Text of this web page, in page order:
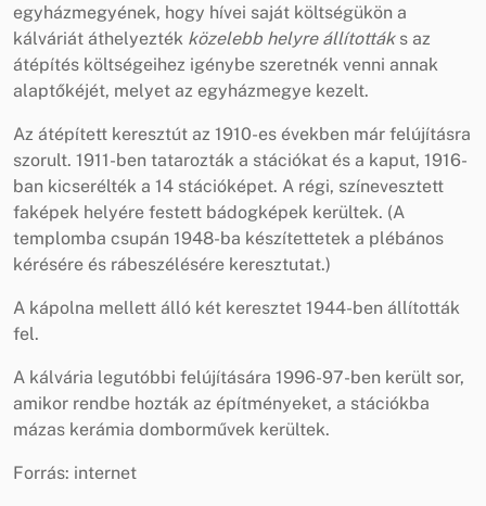
egyházmegyének, hogy hívei saját költségükön a
kálváriát áthelyezték közelebb helyre állították s az
átépítés költségeihez igénybe szeretnék venni annak
alaptőkéjét, melyet az egyházmegye kezelt.
Az átépített keresztút az 1910-es években már felújításra
szorult. 1911-ben tatarozták a stációkat és a kaput, 1916-
ban kicserélték a 14 stációképet. A régi, színevesztett
faképek helyére festett bádogképek kerültek. (A
templomba csupán 1948-ba készítettetek a plébános
kérésére és rábeszélésére keresztutat.)
A kápolna mellett álló két keresztet 1944-ben állították
fel.
A kálvária legutóbbi felújítására 1996-97-ben került sor,
amikor rendbe hozták az építményeket, a stációkba
mázas kerámia domborművek kerültek.
Forrás: internet